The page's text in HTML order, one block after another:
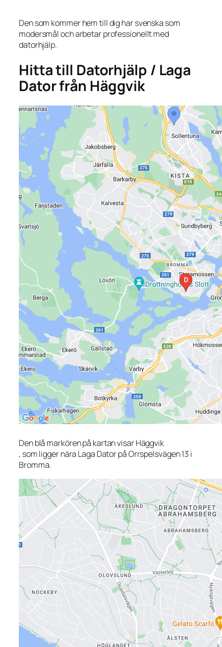
Den som kommer hem till dig har svenska som
modersmål och arbetar professionellt med
datorhjälp.
Hitta till Datorhjälp / Laga
Dator från Häggvik
Den blå markören på kartan visar Häggvik
, som ligger nära Laga Dator på Orrspelsvägen 13 i
Bromma.